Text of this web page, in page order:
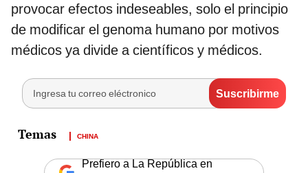
provocar efectos indeseables, solo el principio
de modificar el genoma humano por motivos
médicos ya divide a científicos y médicos.
CHINA
Prefiero a La República en